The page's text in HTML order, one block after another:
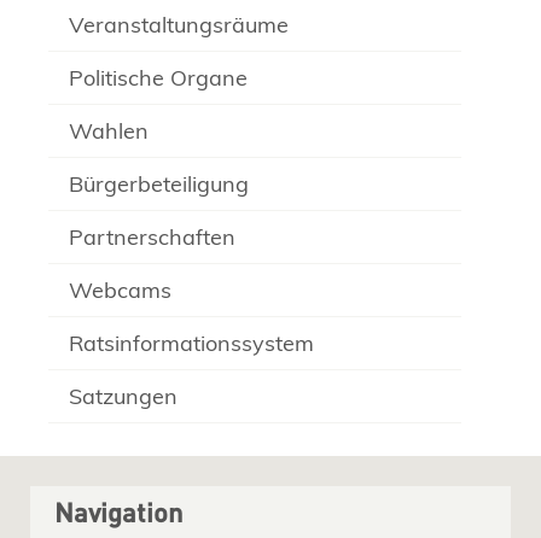
Veranstaltungsräume
Politische Organe
Wahlen
Bürgerbeteiligung
Partnerschaften
Webcams
Ratsinformationssystem
Satzungen
Navigation